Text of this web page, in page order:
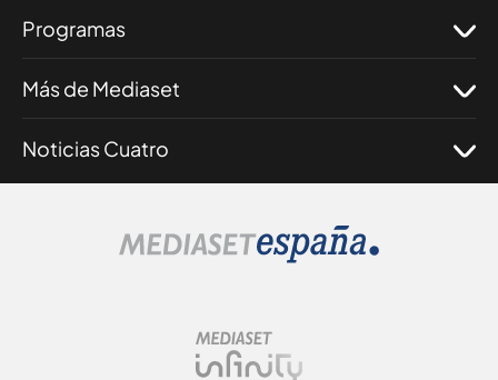
Programas
Más de Mediaset
Noticias Cuatro